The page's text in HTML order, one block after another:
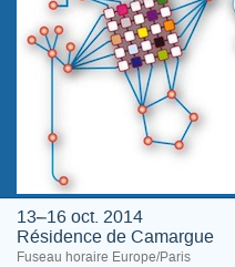
13–16 oct. 2014
Résidence de Camargue
Fuseau horaire Europe/Paris